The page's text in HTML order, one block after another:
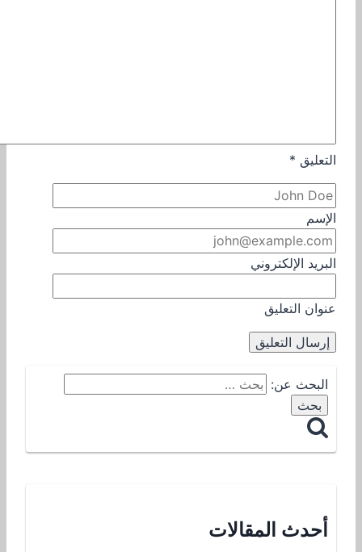
التعليق *
الإسم
البريد الإلكتروني
عنوان التعليق
البحث عن:
أحدث المقالات